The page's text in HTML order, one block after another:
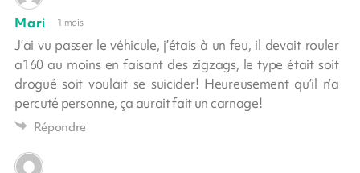
Mari 1 mois
J’ai vu passer le véhicule, j’étais à un feu, il devait rouler
a160 au moins en faisant des zigzags, le type était soit
drogué soit voulait se suicider! Heureusement qu’il n’a
percuté personne, ça aurait fait un carnage!
Répondre